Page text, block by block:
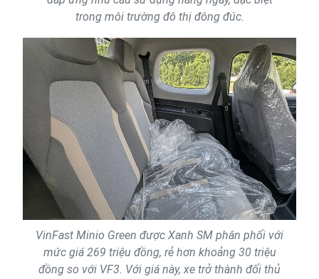
trong môi trường đô thị đông đúc.
VinFast Minio Green được Xanh SM phân phối với
mức giá 269 triệu đồng, rẻ hơn khoảng 30 triệu
đồng so với VF3. Với giá này, xe trở thành đối thủ